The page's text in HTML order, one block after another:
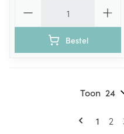
Bestel
U
1 2
Toon